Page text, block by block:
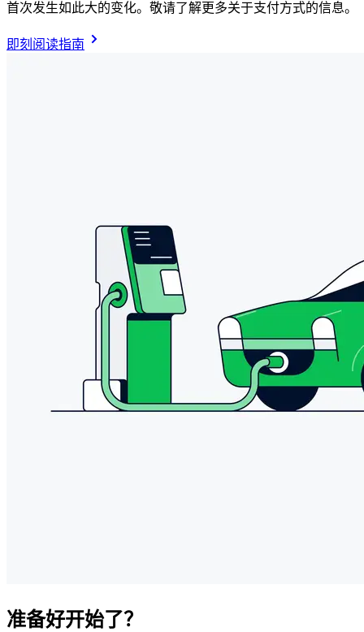
首次发生如此大的变化。敬请了解更多关于支付方式的信息。
即刻阅读指南
准备好开始了？